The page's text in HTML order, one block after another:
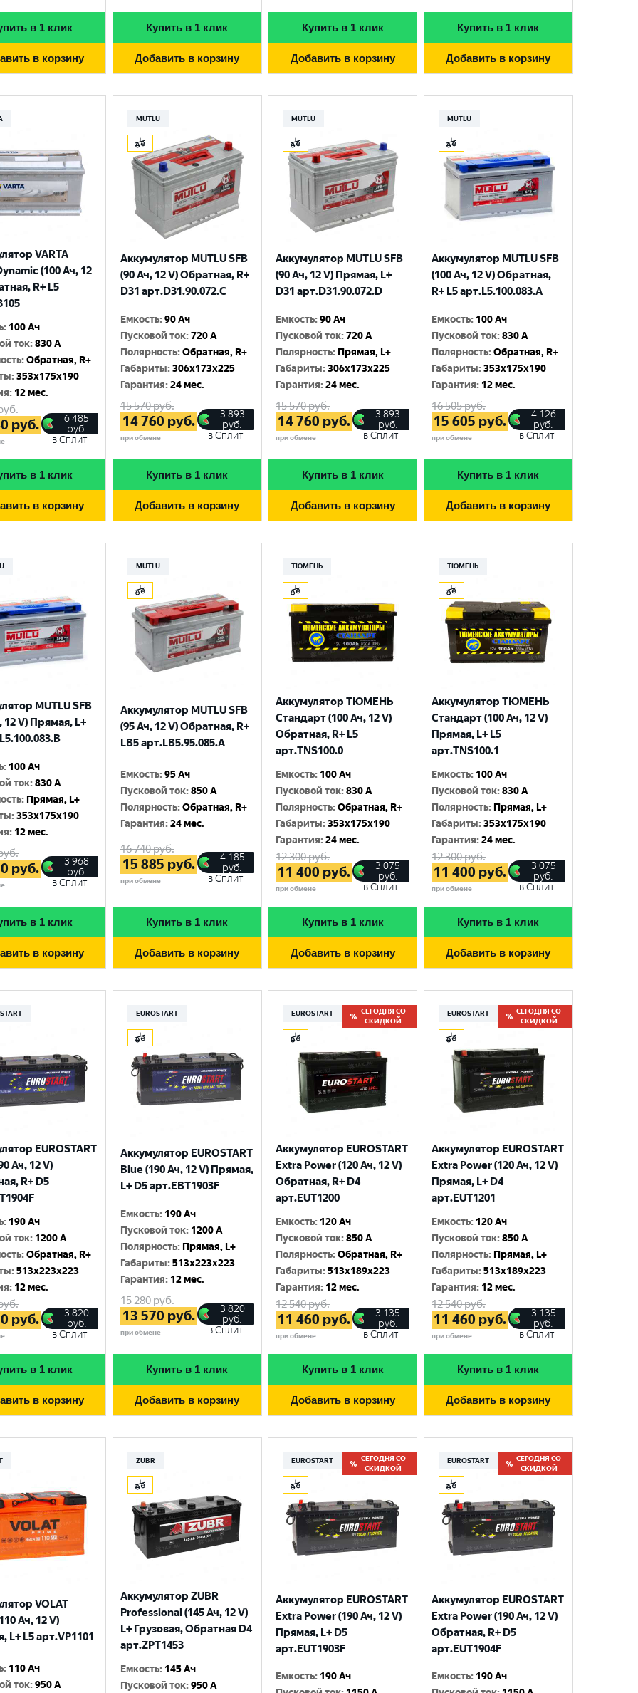
в 1 клик
в корзину
Купить в 1 клик
Добавить в корзину
Купить в 1 клик
Добавить в корзину
Купить в 1 клик
Добавить в корзину
VARTA
(100 Ач, 12
R+ L5
: 100 Ач
ток:830 A
:Обратная, R+
:353x175x190
: 12 мес.
руб.
6 485
руб.
в Сплит
в 1 клик
в корзину
MUTLU
Аккумулятор MUTLU SFB
(90 Ач, 12 V) Обратная, R+
D31 арт.D31.90.072.C
Емкость:90 Ач
Пусковой ток:720 A
Полярность:Обратная, R+
Габариты:306x173x225
Гарантия:24 мес.
15 570руб.
14 760 руб.
при обмене
3 893
руб.
в Сплит
Купить в 1 клик
Добавить в корзину
MUTLU
Аккумулятор MUTLU SFB
(90 Ач, 12 V) Прямая, L+
D31 арт.D31.90.072.D
Емкость:90 Ач
Пусковой ток:720 A
Полярность: Прямая, L+
Габариты:306x173x225
Гарантия:24 мес.
15 570руб.
14 760 руб.
при обмене
3 893
руб.
в Сплит
Купить в 1 клик
Добавить в корзину
MUTLU
Аккумулятор MUTLU SFB
(100 Ач, 12 V) Обратная,
R+ L5 арт.L5.100.083.A
Емкость: 100 Ач
Пусковой ток:830 A
Полярность:Обратная, R+
Габариты:353x175x190
Гарантия: 12 мес.
16 505руб.
15 605 руб.
при обмене
4 126
руб.
в Сплит
Купить в 1 клик
Добавить в корзину
MUTLU SFB
12 V) Прямая, L+
: 100 Ач
ток:830 A
: Прямая, L+
:353x175x190
: 12 мес.
руб.
3 968
руб.
в Сплит
в 1 клик
в корзину
MUTLU
Аккумулятор MUTLU SFB
(95 Ач, 12 V) Обратная, R+
LB5 арт.LВ5.95.085.A
Емкость:95 Ач
Пусковой ток:850 A
Полярность:Обратная, R+
Гарантия:24 мес.
16 740руб.
15 885 руб.
при обмене
4 185
руб.
в Сплит
Купить в 1 клик
Добавить в корзину
ТЮМЕНЬ
Аккумулятор ТЮМЕНЬ
Стандарт (100 Ач, 12 V)
Обратная, R+ L5
арт.TNS100.0
Емкость: 100 Ач
Пусковой ток:830 A
Полярность:Обратная, R+
Габариты:353x175x190
Гарантия:24 мес.
12 300руб.
11 400 руб.
при обмене
3 075
руб.
в Сплит
Купить в 1 клик
Добавить в корзину
ТЮМЕНЬ
Аккумулятор ТЮМЕНЬ
Стандарт (100 Ач, 12 V)
Прямая, L+ L5
арт.TNS100.1
Емкость: 100 Ач
Пусковой ток:830 A
Полярность: Прямая, L+
Габариты:353x175x190
Гарантия:24 мес.
12 300руб.
11 400 руб.
при обмене
3 075
руб.
в Сплит
Купить в 1 клик
Добавить в корзину
EUROSTART
Ач, 12 V)
R+ D5
: 190 Ач
ток: 1200 A
:Обратная, R+
:513x223x223
: 12 мес.
руб.
3 820
руб.
в Сплит
в 1 клик
в корзину
EUROSTART
Аккумулятор EUROSTART
Blue (190 Ач, 12 V) Прямая,
L+ D5 арт.EBT1903F
Емкость: 190 Ач
Пусковой ток: 1200 A
Полярность: Прямая, L+
Габариты:513x223x223
Гарантия: 12 мес.
15 280руб.
13 570 руб.
при обмене
3 820
руб.
в Сплит
Купить в 1 клик
Добавить в корзину
EUROSTART
СЕГОДНЯ СО
СКИДКОЙ
Аккумулятор EUROSTART
Extra Power (120 Ач, 12 V)
Обратная, R+ D4
арт.EUT1200
Емкость: 120 Ач
Пусковой ток:850 A
Полярность:Обратная, R+
Габариты:513x189x223
Гарантия: 12 мес.
12 540руб.
11 460 руб.
при обмене
3 135
руб.
в Сплит
Купить в 1 клик
Добавить в корзину
EUROSTART
СЕГОДНЯ СО
СКИДКОЙ
Аккумулятор EUROSTART
Extra Power (120 Ач, 12 V)
Прямая, L+ D4
арт.EUT1201
Емкость: 120 Ач
Пусковой ток:850 A
Полярность: Прямая, L+
Габариты:513x189x223
Гарантия: 12 мес.
12 540руб.
11 460 руб.
при обмене
3 135
руб.
в Сплит
Купить в 1 клик
Добавить в корзину
VOLAT
Ач, 12 V)
L+ L5 арт.VP1101
: 110 Ач
ток:950 A
ZUBR
Аккумулятор ZUBR
Professional (145 Ач, 12 V)
L+ Грузовая, Обратная D4
арт.ZPT1453
Емкость: 145 Ач
Пусковой ток:950 A
EUROSTART
СЕГОДНЯ СО
СКИДКОЙ
Аккумулятор EUROSTART
Extra Power (190 Ач, 12 V)
Прямая, L+ D5
арт.EUT1903F
Емкость: 190 Ач
EUROSTART
СЕГОДНЯ СО
СКИДКОЙ
Аккумулятор EUROSTART
Extra Power (190 Ач, 12 V)
Обратная, R+ D5
арт.EUT1904F
Емкость: 190 Ач
Выберите ваш город
Гатчина
Москва
Смоленск